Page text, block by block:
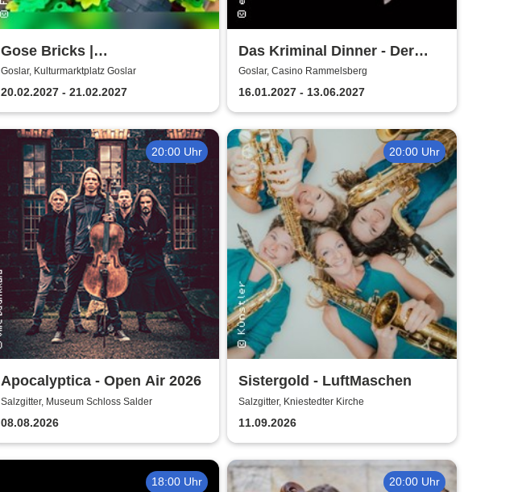
Gose Bricks |
Kulturmarktplatz Goslar
Goslar, Kulturmarktplatz Goslar
20.02.2027 - 21.02.2027
Das Kriminal Dinner - Der
Polterabendkiller
Goslar, Casino Rammelsberg
16.01.2027 - 13.06.2027
20:00 Uhr
Apocalyptica - Open Air 2026
Salzgitter, Museum Schloss Salder
08.08.2026
20:00 Uhr
Sistergold - LuftMaschen
Salzgitter, Kniestedter Kirche
11.09.2026
18:00 Uhr 20:00 Uhr